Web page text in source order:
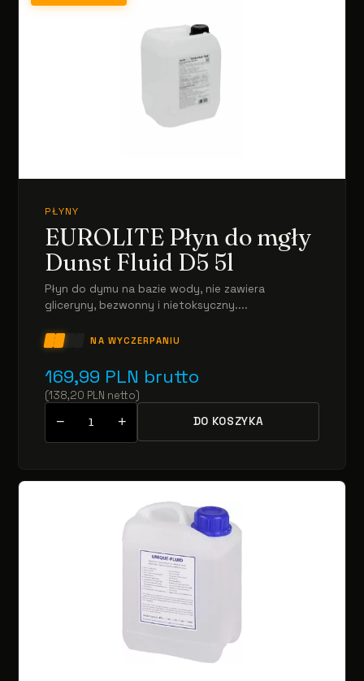
PŁYNY
EUROLITE Płyn do mgły
Dunst Fluid D5 5l
Płyn do dymu na bazie wody, nie zawiera
gliceryny, bezwonny i nietoksyczny....
NA WYCZERPANIU
169,99 PLN brutto
(138,20 PLN netto)
− + DO KOSZYKA